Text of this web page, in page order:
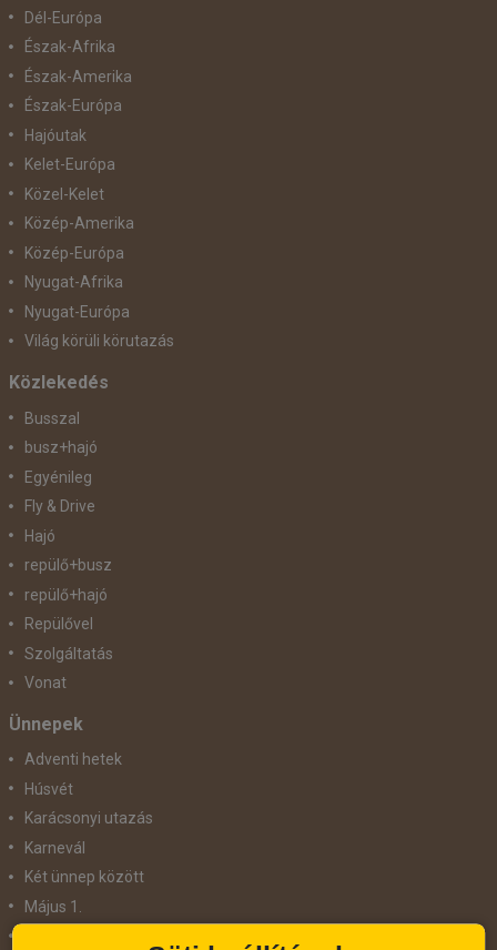
Dél-Európa
Észak-Afrika
Észak-Amerika
Észak-Európa
Hajóutak
Kelet-Európa
Közel-Kelet
Közép-Amerika
Közép-Európa
Nyugat-Afrika
Nyugat-Európa
Világ körüli körutazás
Közlekedés
Busszal
busz+hajó
Egyénileg
Fly & Drive
Hajó
repülő+busz
repülő+hajó
Repülővel
Szolgáltatás
Vonat
Ünnepek
Adventi hetek
Húsvét
Karácsonyi utazás
Karnevál
Két ünnep között
Május 1.